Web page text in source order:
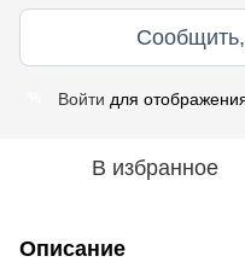
Сообщить,
Войти для
В избранное
Описание